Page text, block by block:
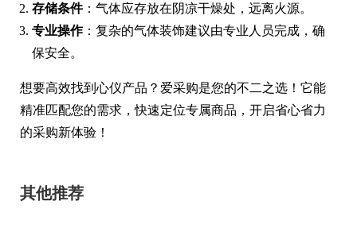
存储条件：气体应存放在阴凉干燥处，远离火源。
专业操作：复杂的气体装饰建议由专业人员完成，确
保安全。
想要高效找到心仪产品？爱采购是您的不二之选！它能
精准匹配您的需求，快速定位专属商品，开启省心省力
的采购新体验！
其他推荐